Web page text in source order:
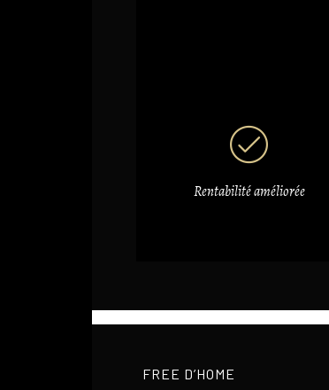
Rentabilité améliorée
FREE D’HOME